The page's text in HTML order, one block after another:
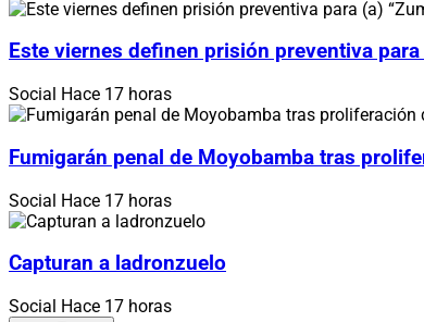
Este viernes definen prisión preventiva para
Social Hace 17 horas
Fumigarán penal de Moyobamba tras
Social Hace 17 horas
Capturan a ladronzuelo
Social Hace 17 horas